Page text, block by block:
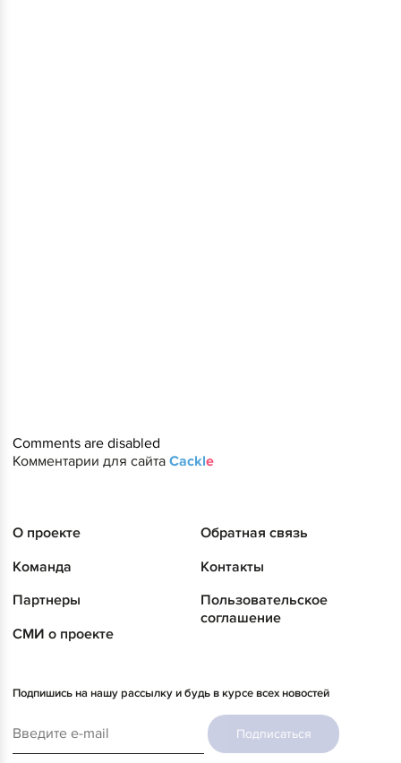
Comments are disabled
Комментарии для сайта Cackle
О проекте
Команда
Партнеры
СМИ о проекте
Обратная связь
Контакты
Пользовательское
соглашение
Подпишись на нашу рассылку и будь в курсе всех новостей
Подписаться